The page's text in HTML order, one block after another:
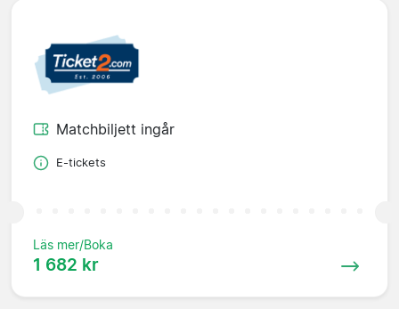
Matchbiljett ingår
E-tickets
Läs mer/Boka
1 682 kr